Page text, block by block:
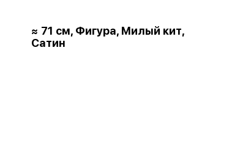
≈ 71 см, Фигура, Милый кит,
Сатин